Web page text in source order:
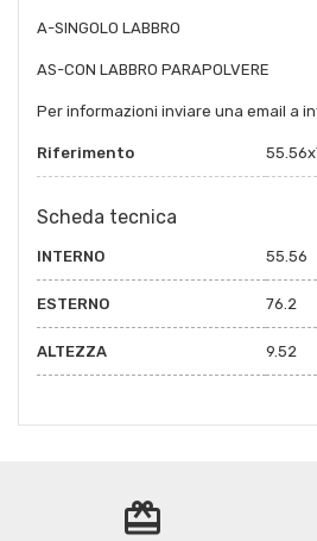
A-SINGOLO LABBRO
AS-CON LABBRO PARAPOLVERE
Per informazioni inviare una email a
Riferimento
Scheda tecnica
INTERNO 55.56
ESTERNO 76.2
ALTEZZA 9.52
redeem